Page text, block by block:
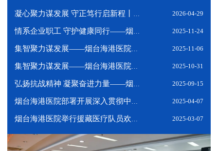
凝心聚力谋发展 守正笃行启新程丨烟台海港医院召开2026年工作会议暨第八届职工代表大会第八次会议 2026-04-29
情系企业职工 守护健康同行——烟台海港医院党支部联合烟台综合保税区开展健康大讲堂暨义诊活动 2025-11-24
集智聚力谋发展——烟台海港医院举办院领导接待日活动暨青年职工座谈交流会 2025-11-06
集智聚力谋发展——烟台海港医院召开党委理论学习中心组集体学习暨专题务虚会 2025-10-31
弘扬抗战精神 凝聚奋进力量——烟台海港医院赴龙口市开展主题党（团）日暨一线慰问活动 2025-09-15
烟台海港医院部署开展深入贯彻中央八项规定精神学习教育 2025-04-07
烟台海港医院举行援藏医疗队员欢送会 2025-03-07